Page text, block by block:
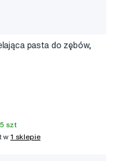
pasta do zębów,
szt
w1 sklepie